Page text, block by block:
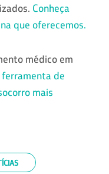
Conheça
que oferecemos.
médico em
ferramenta de
mais